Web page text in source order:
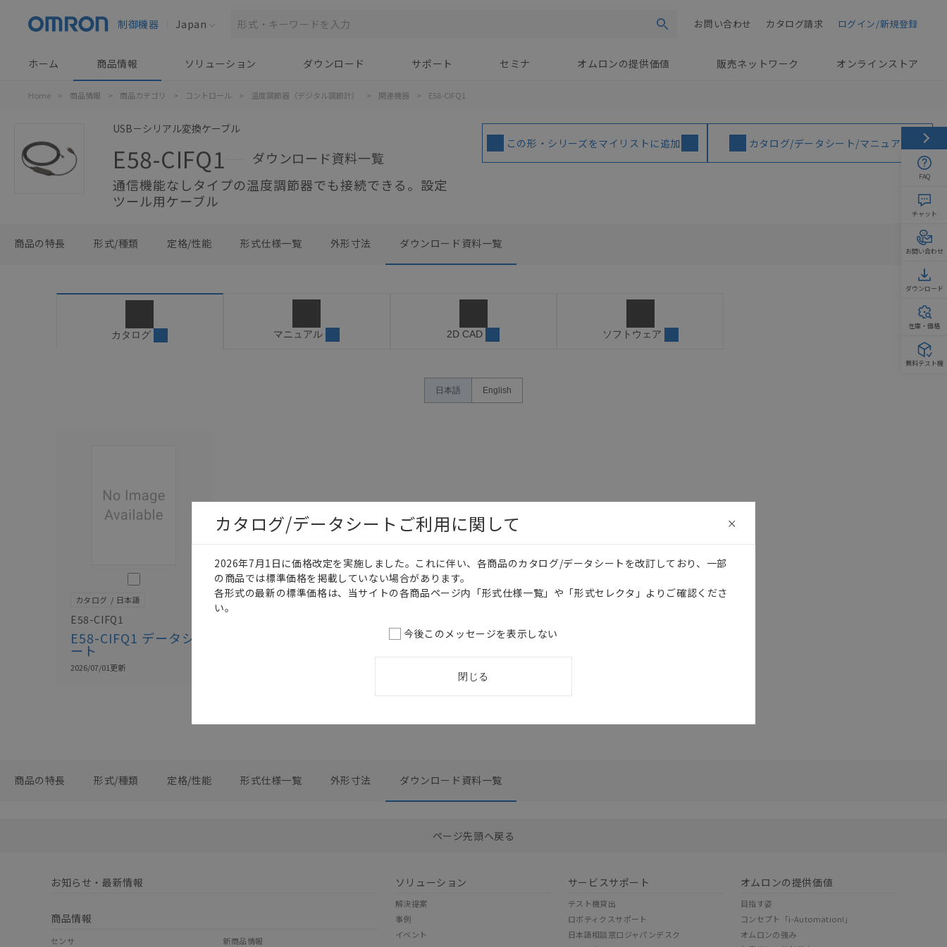
制御機器 Japan 検索 ログイン/新規登録
カタログ請求
お問い合わせ
ホーム 商品情報 ソリューション ダウンロード サポート セミナ オムロンの提供価値 販売ネットワーク オンラインストア
Home > 商品情報 > 商品カテゴリ > コントロール > 温度調節器（デジタル調節計） > 関連機器 > E58-CIFQ1
USB－シリアル変換ケーブル
E58-CIFQ1
ダウンロード資料一覧
通信機能なしタイプの温度調節器でも接続できる。設定
ツール用ケーブル
この形・シリーズをマイリストに追加 カタログ/データシート/マニュアル
商品の特長 形式/種類 定格/性能 形式仕様一覧 外形寸法 ダウンロード資料一覧
カタログ マニュアル 2D CAD ソフトウェア
日本語 English
このカタログを選択
カタログ 日本語
E58-CIFQ1
E58-CIFQ1 データシ
ート
2026/07/01更新
0 選択したファイルを一括ダウンロード
商品の特長 形式/種類 定格/性能 形式仕様一覧 外形寸法 ダウンロード資料一覧
ページ先頭へ戻る
お知らせ・最新情報
商品情報
センサ 新商品情報
ソリューション
解決提案
事例
イベント
サービスサポート
テスト機貸出
ロボティクスサポート
日本語相談窓口ジャパンデスク
オムロンの提供価値
目指す姿
コンセプト「i-Automation!」
オムロンの強み
FAQ
チャット
お問い合わせ
ダウンロード
在庫・価格
無料テスト機
カタログ/データシートご利用に関して
2026年7月1日に価格改定を実施しました。これに伴い、各商品のカタログ/データシートを改訂しており、一部
の商品では標準価格を掲載していない場合があります。
各形式の最新の標準価格は、当サイトの各商品ページ内「形式仕様一覧」や「形式セレクタ」よりご確認くださ
い。
今後このメッセージを表示しない
閉じる